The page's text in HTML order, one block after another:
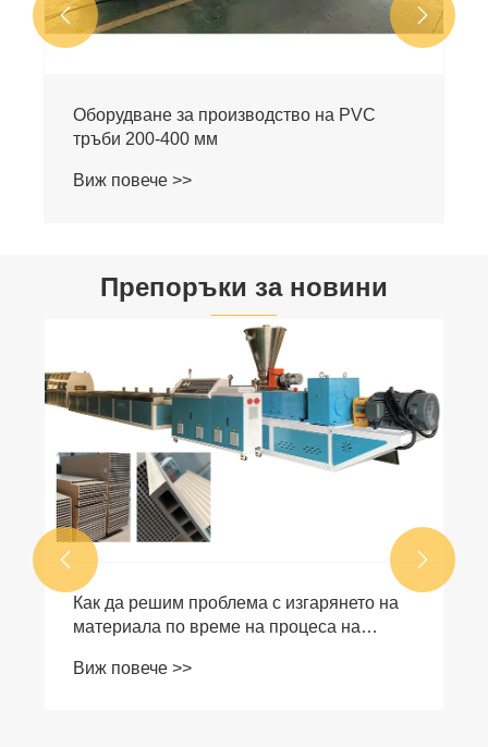
 
Препоръки за новини
Как една HDPE машина за екструдиране
на плоскости може да революционизира
вашия процес на производство на
пластмаса
Виж повече >>
 